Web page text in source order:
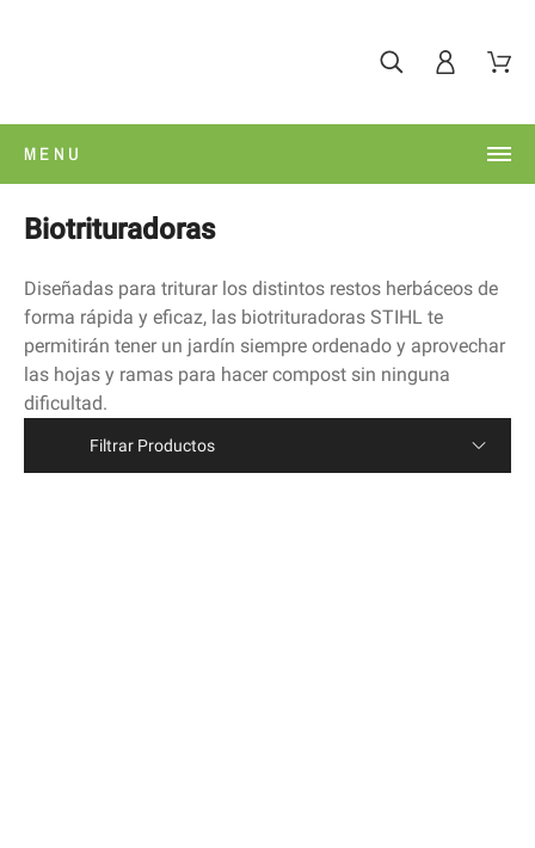
MENU
Biotrituradoras
Diseñadas para triturar los distintos restos herbáceos de
forma rápida y eficaz, las biotrituradoras STIHL te
permitirán tener un jardín siempre ordenado y aprovechar
las hojas y ramas para hacer compost sin ninguna
dificultad.
Filtrar Productos